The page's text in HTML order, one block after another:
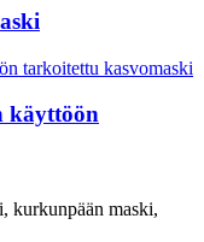
käyttöön
kurkunpään maski,